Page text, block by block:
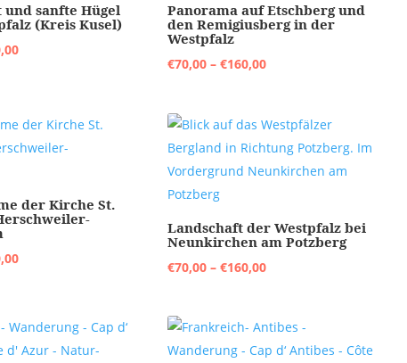
sanfte Hügel
(Kreis Kusel)
Preisspanne:
€160,00
Panorama auf Etschberg und
den Remigiusberg in der
Westpfalz
€70,00 –€160,00Preisspanne:
€160,00
der Kirche St.
Preisspanne:
€160,00
Landschaft der Westpfalz bei
Neunkirchen am Potzberg
€70,00 –€160,00Preisspanne:
€160,00